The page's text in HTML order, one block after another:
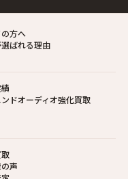
方へ
ばれる理由
ドオーディオ強化買取
声